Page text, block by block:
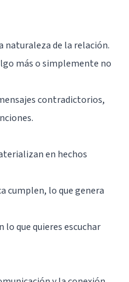
naturaleza de la relación.
más o simplemente no
contradictorios,
en hechos
cumplen, lo que genera
lo que quieres escuchar